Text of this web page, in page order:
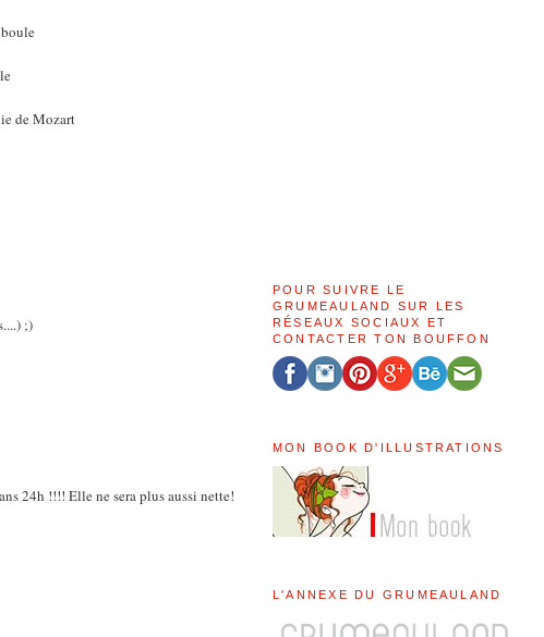
de Mozart
;)
24h !!!! Elle ne sera plus aussi nette!
POUR SUIVRE LE
GRUMEAULAND SUR LES
RÉSEAUX SOCIAUX ET
CONTACTER TON BOUFFON
MON BOOK D'ILLUSTRATIONS
L'ANNEXE DU GRUMEAULAND